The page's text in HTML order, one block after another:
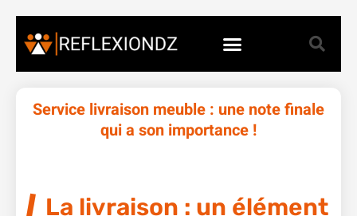
Service livraison meuble : une note finale
qui a son importance !
La livraison : un élément